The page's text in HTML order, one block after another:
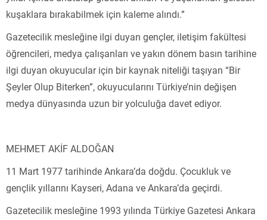
kuşaklara bırakabilmek için kaleme alındı.”
Gazetecilik mesleğine ilgi duyan gençler, iletişim fakültesi
öğrencileri, medya çalışanları ve yakın dönem basın tarihine
ilgi duyan okuyucular için bir kaynak niteliği taşıyan “Bir
Şeyler Olup Biterken”, okuyucularını Türkiye’nin değişen
medya dünyasında uzun bir yolculuğa davet ediyor.
MEHMET AKİF ALDOĞAN
11 Mart 1977 tarihinde Ankara’da doğdu. Çocukluk ve
gençlik yıllarını Kayseri, Adana ve Ankara’da geçirdi.
Gazetecilik mesleğine 1993 yılında Türkiye Gazetesi Ankara